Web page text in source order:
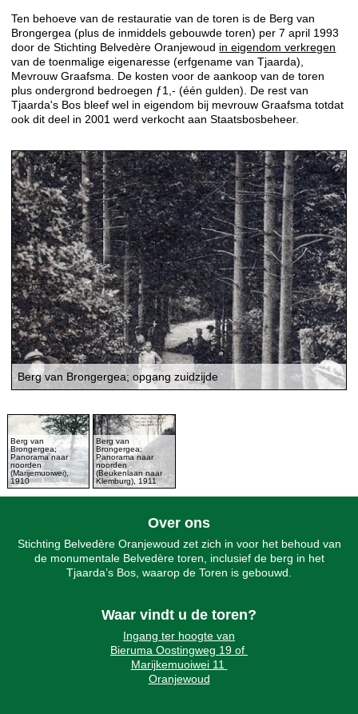
Ten behoeve van de restauratie van de toren is de Berg van
Brongergea (plus de inmiddels gebouwde toren) per 7 april 1993
door de Stichting Belvedère Oranjewoud in eigendom verkregen
van de toenmalige eigenaresse (erfgename van Tjaarda),
Mevrouw Graafsma. De kosten voor de aankoop van de toren
plus ondergrond bedroegen ƒ1,- (één gulden). De rest van
Tjaarda's Bos bleef wel in eigendom bij mevrouw Graafsma totdat
ook dit deel in 2001 werd verkocht aan Staatsbosbeheer.
Berg van Brongergea; opgang zuidzijde
Berg van
Brongergea;
Panorama naar
noorden
(Marijemuoiwei),
1910
Berg van
Brongergea;
Panorama naar
noorden
(Beukenlaan naar
Klemburg), 1911
Over ons
Stichting Belvedère Oranjewoud zet zich in voor het behoud van
de monumentale Belvedère toren, inclusief de berg in het
Tjaarda’s Bos, waarop de Toren is gebouwd.
Waar vindt u de toren?
Ingang ter hoogte van
Bieruma Oostingweg 19 of
Marijkemuoiwei 11
Oranjewoud